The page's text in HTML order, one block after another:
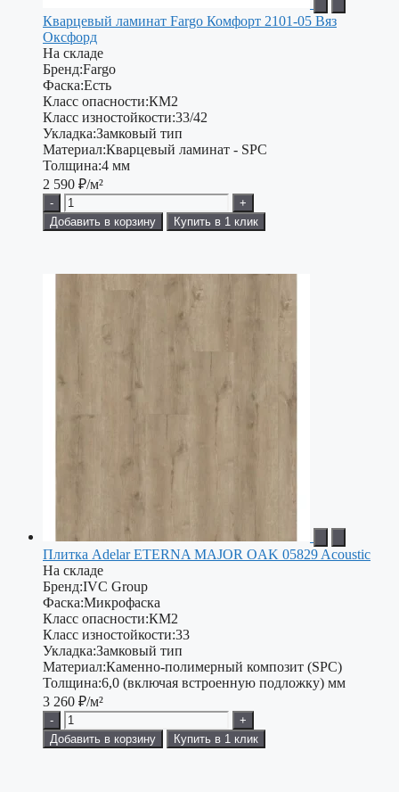
Кварцевый ламинат Fargo Комфорт 2101-05 Вяз
Оксфорд
На складе
Бренд:Fargo
Фаска:Есть
Класс опасности:КМ2
Класс изностойкости:33/42
Укладка:Замковый тип
Материал:Кварцевый ламинат - SPC
Толщина:4 мм
2 590 ₽/м²
-
+
Добавить в корзину
Купить в 1 клик
Плитка Adelar ETERNA MAJOR OAK 05829 Acoustic
На складе
Бренд:IVC Group
Фаска:Микрофаска
Класс опасности:КМ2
Класс изностойкости:33
Укладка:Замковый тип
Материал:Каменно-полимерный композит (SPC)
Толщина:6,0 (включая встроенную подложку) мм
3 260 ₽/м²
-
+
Добавить в корзину
Купить в 1 клик